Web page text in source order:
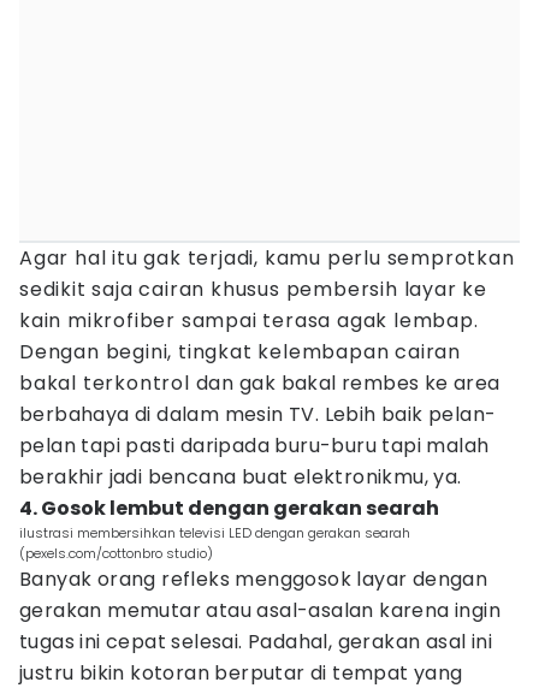
Agar hal itu gak terjadi, kamu perlu semprotkan
sedikit saja cairan khusus pembersih layar ke
kain mikrofiber sampai terasa agak lembap.
Dengan begini, tingkat kelembapan cairan
bakal terkontrol dan gak bakal rembes ke area
berbahaya di dalam mesin TV. Lebih baik pelan-
pelan tapi pasti daripada buru-buru tapi malah
berakhir jadi bencana buat elektronikmu, ya.
4. Gosok lembut dengan gerakan searah
ilustrasi membersihkan televisi LED dengan gerakan searah
(pexels.com/cottonbro studio)
Banyak orang refleks menggosok layar dengan
gerakan memutar atau asal-asalan karena ingin
tugas ini cepat selesai. Padahal, gerakan asal ini
justru bikin kotoran berputar di tempat yang